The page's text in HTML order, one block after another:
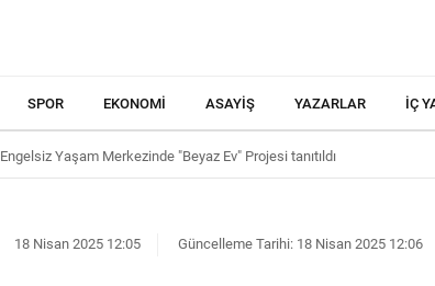
SPOR EKONOMI ASAYIŞ YAZARLAR İÇ
Engelsiz Yaşam Merkezinde "Beyaz Ev" Projesi tanıtıldı
18 Nisan 2025 12:05 Güncelleme Tarihi: 18 Nisan 2025 12:06